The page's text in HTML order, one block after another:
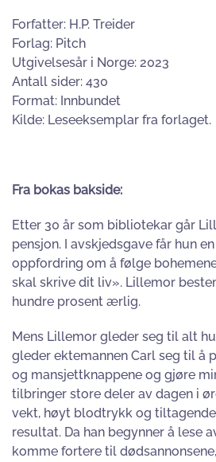
Forfatter: H.P. Treider
Forlag: Pitch
Utgivelsesår i Norge: 2023
Antall sider: 430
Format: Innbundet
Kilde: Leseeksemplar fra forlaget.
Fra bokas bakside:
Etter 30 år som bibliotekar går
pensjon. I avskjedsgave får hun
oppfordring om å følge
skal skrive dit liv». Lillemor
hundre prosent ærlig.
Mens Lillemor gleder seg til alt
gleder ektemannen Carl seg til å
og mansjettknappene og gjøre
tilbringer store deler av dagen i
vekt, høyt blodtrykk og
resultat. Da han begynner å lese
komme fortere til